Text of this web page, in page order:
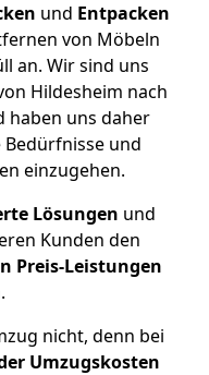
und Entpacken
von Möbeln
an. Wir sind uns
Hildesheim nach
haben uns daher
und
einzugehen.
Lösungen und
Kunden den
Preis-Leistungen
nicht, denn bei
Umzugskosten